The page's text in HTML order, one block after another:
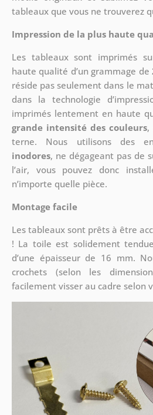
tableaux que vous ne trouverez
Impression de la plus haute
Les tableaux sont imprimés
haute qualité d’un grammage de
réside pas seulement dans le
dans la technologie
imprimés lentement en haute
grande intensité des couleurs,
terne. Nous utilisons des
inodores, ne dégageant pas de
l’air, vous pouvez donc
n’importe quelle pièce.
Montage facile
Les tableaux sont prêts à être
! La toile est solidement
d’une épaisseur de 16 mm.
crochets (selon les
facilement visser au cadre selon